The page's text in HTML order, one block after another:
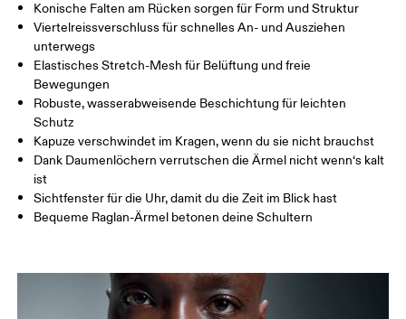
So misst du richtig
Konische Falten am Rücken sorgen für Form und Struktur
Viertelreissverschluss für schnelles An- und Ausziehen
unterwegs
Elastisches Stretch-Mesh für Belüftung und freie
Bewegungen
Robuste, wasserabweisende Beschichtung für leichten
Schutz
Kapuze verschwindet im Kragen, wenn du sie nicht brauchst
Dank Daumenlöchern verrutschen die Ärmel nicht wenn‘s kalt
ist
Sichtfenster für die Uhr, damit du die Zeit im Blick hast
Bequeme Raglan-Ärmel betonen deine Schultern